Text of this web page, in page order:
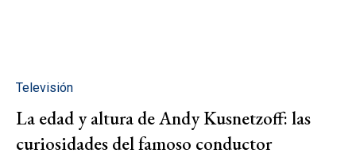
Televisión
La edad y altura de Andy Kusnetzoff: las
curiosidades del famoso conductor